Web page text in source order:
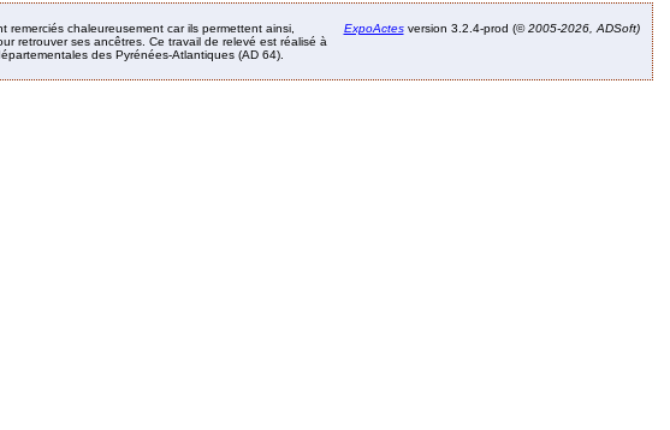
remerciés chaleureusement car ils permettent ainsi,
retrouver ses ancêtres. Ce travail de relevé est réalisé à
des Pyrénées-Atlantiques (AD 64).
ExpoActesversion 3.2.4-prod (©2005-2026, ADSoft)